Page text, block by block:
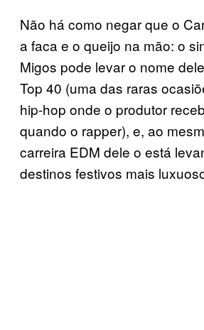
Não há como negar que o
a faca e o queijo na mão: o
Migos pode levar o nome
Top 40 (uma das raras
hip-hop onde o produtor
quando o rapper), e, ao
carreira EDM dele o está
destinos festivos mais